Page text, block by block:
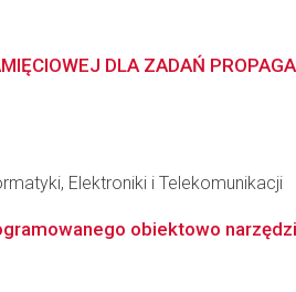
DLA ZADAŃ
Elektroniki i Telekomunikacji
obiektowo